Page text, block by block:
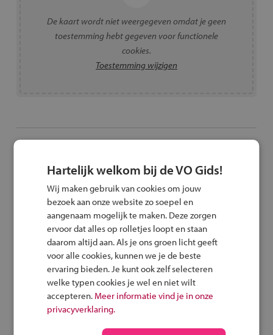
De kaart wordt niet weergegeven omdat je geen
toestemming hebt gegeven voor functionele
cookies.
Toestemming wijzigen
Website
Voor meer informatie over Montessori College Nijmegen
|vmbo-t/havo/vwo/vwo+ |Brug3route | MC2
Stuur een e-mail
Met de fiets of het OV
Hartelijk welkom bij de VO Gids!
Wij maken gebruik van cookies om jouw
bezoek aan onze website zo soepel en
aangenaam mogelijk te maken. Deze zorgen
ervoor dat alles op rolletjes loopt en staan
daarom altijd aan. Als je ons groen licht geeft
voor alle cookies, kunnen we je de beste
ervaring bieden. Je kunt ook zelf selecteren
welke typen cookies je wel en niet wilt
accepteren. Meer informatie vind je in onze
privacyverklaring.